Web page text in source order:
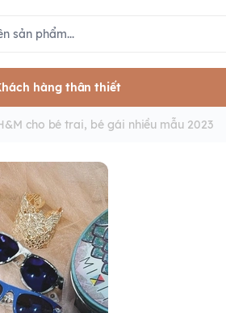
hàng thân thiết
cho bé trai, bé gái nhiều mẫu 2023